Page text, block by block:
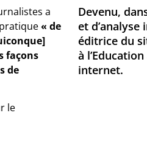
a
« de
façons
de
le
Devenu,
et
éditrice du
à
internet.